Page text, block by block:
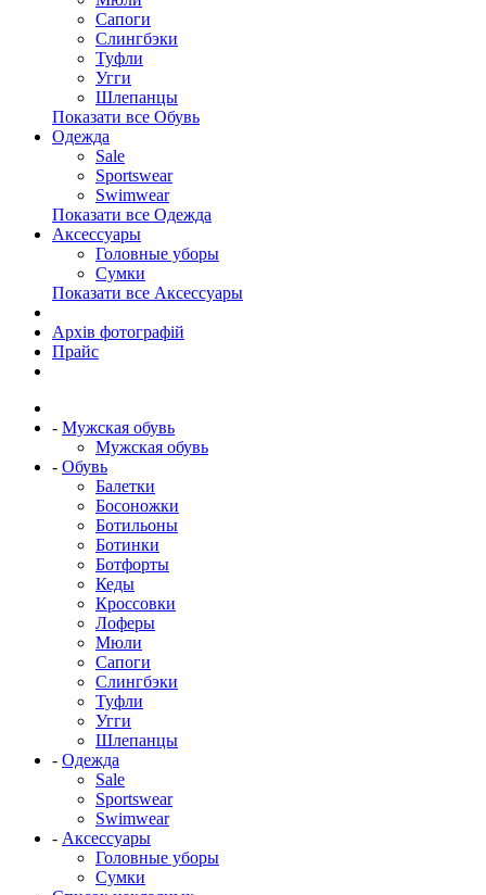
Сапоги
Слингбэки
Туфли
Угги
Шлепанцы
Показати все Обувь
Одежда
Sale
Sportswear
Swimwear
Показати все Одежда
Аксессуары
Головные уборы
Сумки
Показати все Аксессуары
Архів фотографій
Прайс
- Мужская обувь
Мужская обувь
- Обувь
Балетки
Босоножки
Ботильоны
Ботинки
Ботфорты
Кеды
Кроссовки
Лоферы
Мюли
Сапоги
Слингбэки
Туфли
Угги
Шлепанцы
- Одежда
Sale
Sportswear
Swimwear
- Аксессуары
Головные уборы
Сумки